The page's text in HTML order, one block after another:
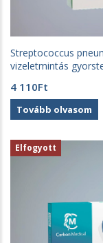
Streptococcus
vizeletmintás
4 110Ft
Tovább olvasom
Elfogyott